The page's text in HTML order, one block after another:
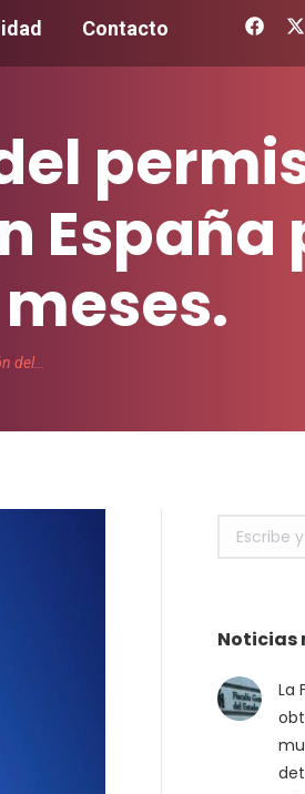
Contacto
España
del…
Buscar:
Noticias
La